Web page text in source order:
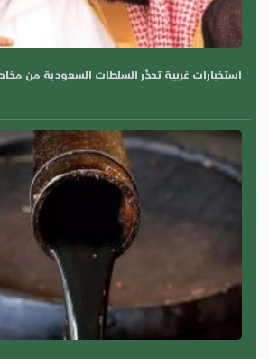
استخبارات غربية تحذّر السلطات السعودية من